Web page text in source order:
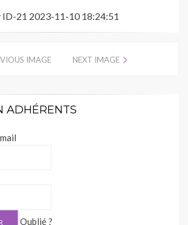
ID-21 2023-11-10 18:24:51
IMAGE NEXT IMAGE
ADHÉRENTS
Oublié ?